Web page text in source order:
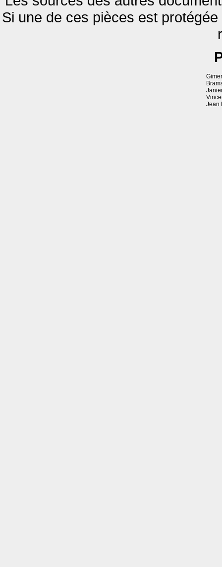
Si une de ces pièces est
Jean